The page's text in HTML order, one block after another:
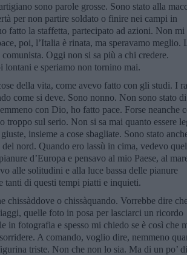
sono parole grosse. Sono stato alla
per non partire soldato o finire nei campi in
fatto la staffetta, partecipato ad azioni. Non mi
poi, l’Italia è rinata, ma speravamo meglio.
Oggi non si sa più a chi credere.
lontani e speriamo non tornino mai.
della vita, come avevo fatto con gli studi. I
come si deve. Sono nonno. Non sono stato di
con Dio, ho fatto pace. Forse neanche
sul serio. Non si sa mai quanto essere
insieme a cose sbagliate. Sono stato
nord. Quando ero lassù in cima, vedevo quel
d’Europa e pensavo al mio Paese, al
alle solitudini e alla luce bassa delle pianure
tanti di questi tempi piatti e inquieti.
chissàddove o chissàquando. Vorrebbe dire
quelle foto in posa per lasciarci un ricordo
fotografia e spesso mi chiedo se è così che
A comando, voglio dire, nemmeno
triste. Non che non lo sia. Ma di un po’ di